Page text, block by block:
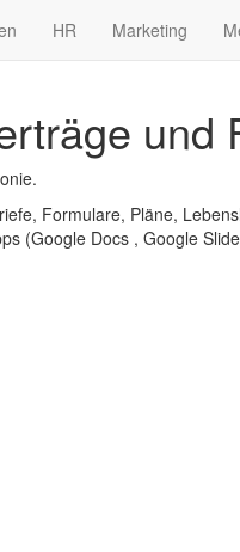
HR Marketing
und
Formulare, Pläne,
(Google Docs , Google